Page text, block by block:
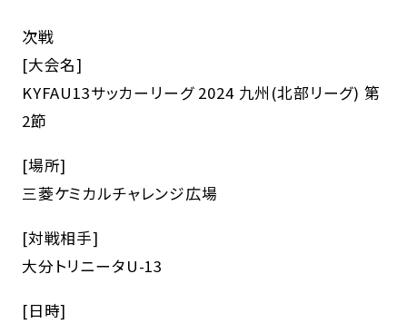
次戦
[大会名]
KYFAU13サッカーリーグ 2024 九州(北部リーグ) 第
2節
[場所]
三菱ケミカルチャレンジ広場
[対戦相手]
大分トリニータU-13
[日時]